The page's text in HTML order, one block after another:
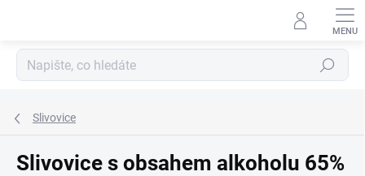
Hledat
Slivovice
Slivovice s obsahem alkoholu 65%